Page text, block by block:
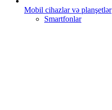
Mobil cihazlar və planşetlər
Smartfonlar